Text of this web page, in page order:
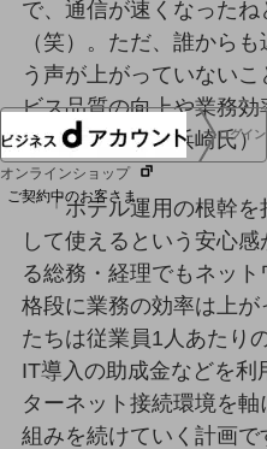
協賛
NTTドコモグループ
ログイン
オンラインショップ
ご契約中のお客さま
サービス別サポート情報
ご契約中サービスの一元管理
で、通信が速くなった
（笑）。ただ、誰から
う声が上がっていない
ビス品質の向上や業務
じています」（浜崎氏）
「ホテル運用の根幹
して使えるという安心
る総務・経理でもネット
格段に業務の効率は上
たちは従業員1人あたり
IT導入の助成金などを利
ターネット接続環境を
組みを続けていく計画